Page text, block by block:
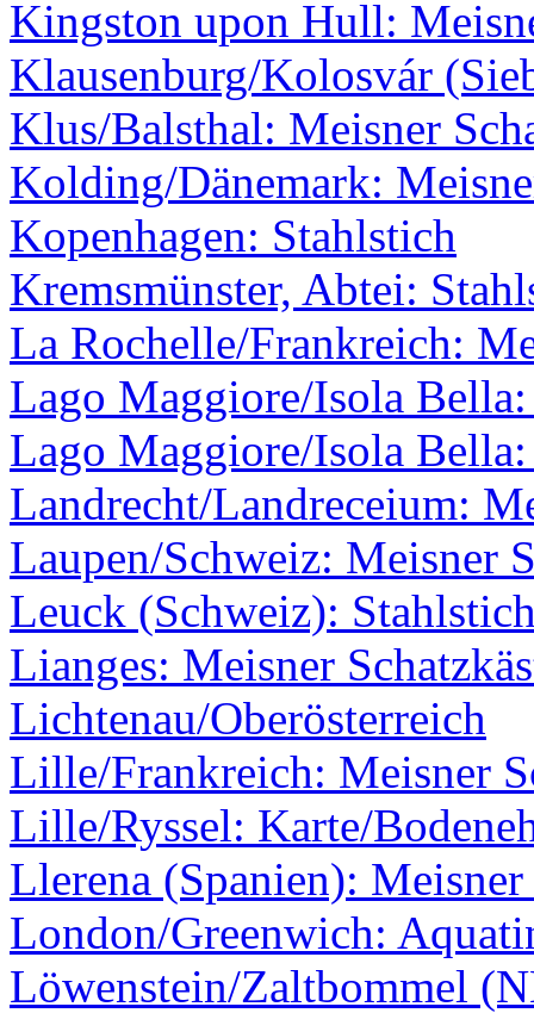
Kingston upon Hull:
Klausenburg/Kolosvár
Klus/Balsthal: Meisner
Kolding/Dänemark:
Kopenhagen: Stahlstich
Kremsmünster, Abtei:
La Rochelle/Frankreich:
Lago Maggiore/Isola
Lago Maggiore/Isola
Landrecht/Landreceium:
Laupen/Schweiz: Meisner
Leuck (Schweiz):
Lianges: Meisner
Lichtenau/Oberösterreich
Lille/Frankreich: Meisner
Lille/Ryssel: Karte/
Llerena (Spanien):
London/Greenwich:
Löwenstein/Zaltbommel